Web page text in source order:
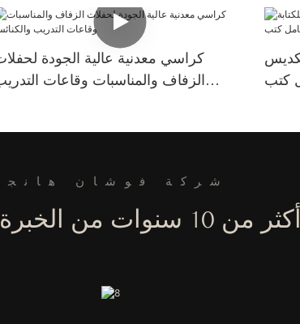
كراسي معدنية عالية الجودة
الزفاف والمناسبات وقاعات
كتب
شركة فوشان